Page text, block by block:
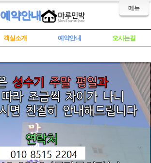
메뉴
예약안내
객실소개 예약안내 오시는길